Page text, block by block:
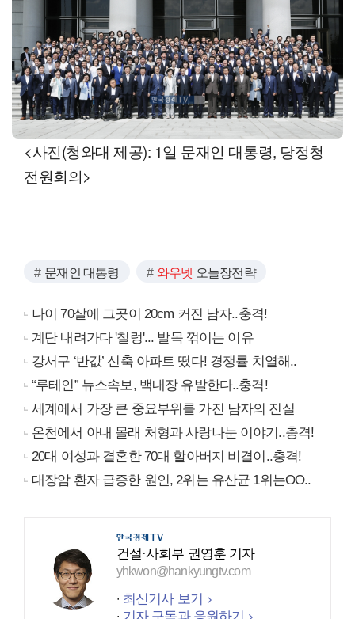
<사진(청와대 제공): 1일 문재인 대통령, 당정청
전원회의>
문재인 대통령 와우넷 오늘장전략
나이 70살에 그곳이 20cm 커진 남자..충격!
계단 내려가다 '철렁'... 발목 꺾이는 이유
강서구 ‘반값’ 신축 아파트 떴다! 경쟁률 치열해..
“루테인” 뉴스속보, 백내장 유발한다..충격!
세계에서 가장 큰 중요부위를 가진 남자의 진실
온천에서 아내 몰래 처형과 사랑나눈 이야기..충격!
20대 여성과 결혼한 70대 할아버지 비결이..충격!
대장암 환자 급증한 원인, 2위는 유산균 1위는OO..
건설·사회부 권영훈 기자
yhkwon@hankyungtv.com
최신기사 보기